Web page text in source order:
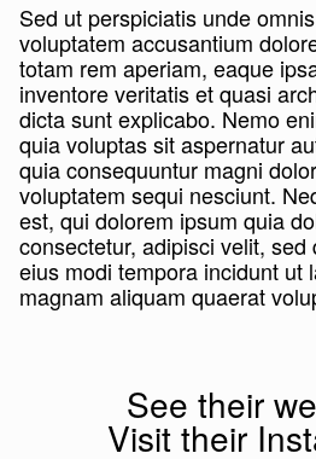
Sed ut perspiciatis unde
voluptatem accusantium
totam rem aperiam, eaque
inventore veritatis et quasi
dicta sunt explicabo. Nemo
quia voluptas sit aspernatur
quia consequuntur magni
voluptatem sequi nesciunt.
est, qui dolorem ipsum quia
consectetur, adipisci velit, sed
eius modi tempora incidunt ut
magnam aliquam quaerat
See their
Visit their